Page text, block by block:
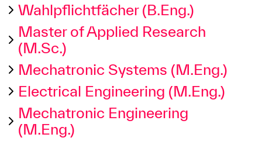
Wahlpflichtfächer (B.Eng.)
Master of Applied Research
(M.Sc.)
Mechatronic Systems (M.Eng.)
Electrical Engineering (M.Eng.)
Mechatronic Engineering
(M.Eng.)